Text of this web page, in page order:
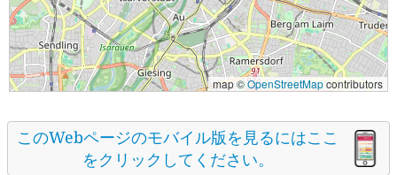
map ©OpenStreetMapcontributors
このWebページのモバイル版を見るにはここ
をクリックしてください。